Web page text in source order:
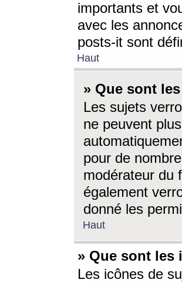
importants et
avec les
posts-it sont
Haut
» Que sont
Les sujets
ne peuvent
pour de
modérateur du
également
donné les
Haut
» Que sont les
Les icônes de